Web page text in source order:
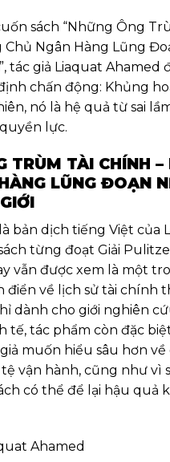
sách “Những Ông
Chủ Ngân Hàng Lũng
tác giả Liaquat Ahamed
chấn động: Khủng
nó là hệ quả từ sai
lực.
TRÙM TÀI CHÍNH –
LŨNG ĐOẠN
bản dịch tiếng Việt của
từng đoạt Giải
vẫn được xem là một
điển về lịch sử tài chính
dành cho giới nghiên
tế, tác phẩm còn đặc
muốn hiểu sâu hơn về
vận hành, cũng như vì
có thể để lại hậu quả
Ahamed